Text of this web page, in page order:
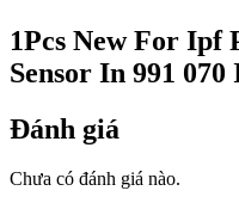
1Pcs New For Ipf
Sensor In 991 070
Đánh giá
Chưa có đánh giá nào.